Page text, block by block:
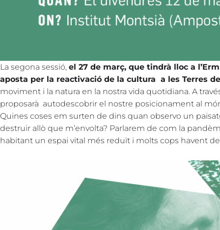
La segona sessió, el 27 de març, que tindrà lloc a
aposta per la reactivació de la cultura a les Terres de
moviment i la natura en la nostra vida quotidiana. A
proposarà autodescobrir el nostre posicionament al
Quines coses em surten de dins quan observo un
destruir allò que m’envolta? Parlarem de com la
habitant un espai vital més reduït i molts cops havent